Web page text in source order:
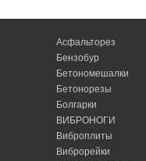
Асфальторез
Бензобур
Бетономешалки
Бетонорезы
Болгарки
ВИБРОНОГИ
Виброплиты
Виброрейки